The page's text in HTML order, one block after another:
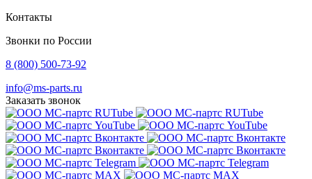
Контакты
Звонки по России
8 (800) 500-73-92
info@ms-parts.ru
Заказать звонок